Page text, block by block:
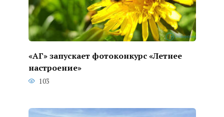
«АГ» запускает фотоконкурс «Летнее
настроение»
103